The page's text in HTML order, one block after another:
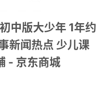
中版大少年 1年约
新闻热点 少儿课
- 京东商城